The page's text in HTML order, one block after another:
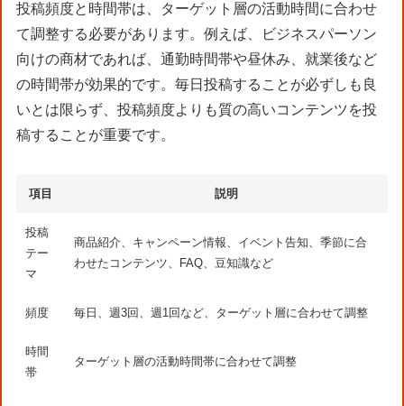
投稿頻度と時間帯は、ターゲット層の活動時間に合わせ
て調整する必要があります。例えば、ビジネスパーソン
向けの商材であれば、通勤時間帯や昼休み、就業後など
の時間帯が効果的です。毎日投稿することが必ずしも良
いとは限らず、投稿頻度よりも質の高いコンテンツを投
稿することが重要です。
項目 説明
投稿
テー
マ
商品紹介、キャンペーン情報、イベント告知、季節に合
わせたコンテンツ、FAQ、豆知識など
頻度 毎日、週3回、週1回など、ターゲット層に合わせて調整
時間
帯
ターゲット層の活動時間帯に合わせて調整